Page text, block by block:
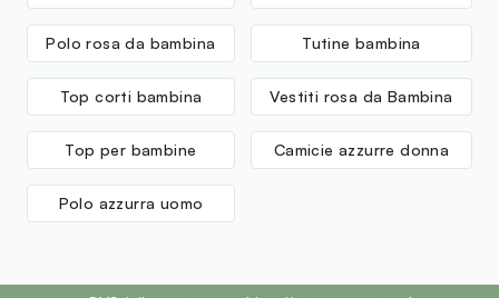
Polo rosa da bambina Tutine bambina
Top corti bambina Vestiti rosa da Bambina
Top per bambine Camicie azzurre donna
Polo azzurra uomo
footer.ariatitle